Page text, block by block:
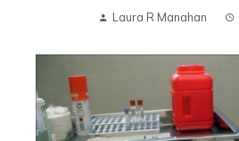
Laura R Manahan